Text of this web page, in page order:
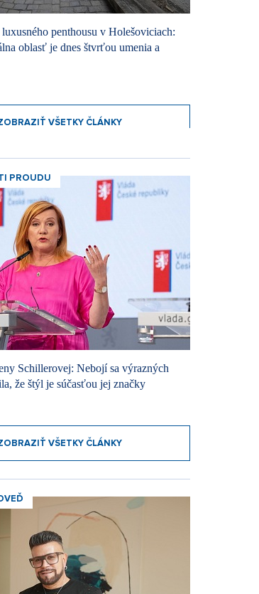
penthousu v Holešoviciach:
oblasť je dnes štvrťou umenia a
VŠETKY ČLÁNKY
PROUDU
Schillerovej: Nebojí sa výrazných
že štýl je súčasťou jej značky
VŠETKY ČLÁNKY